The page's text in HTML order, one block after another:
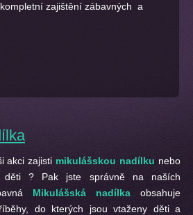
zajištění zábavných a
akci zajisti mikulášskou nadílku nebo
děti
? Pak jste správně na naších
Mikulášská nadílka obsahuje
do kterých jsou vtaženy děti a